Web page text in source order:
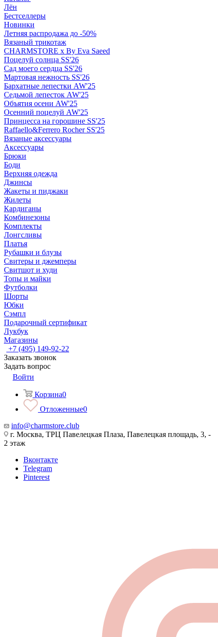
Лён
Бестселлеры
Новинки
Летняя распродажа до -50%
Вязаный трикотаж
CHARMSTORE х By Eva Saeed
Поцелуй солнца SS'26
Сад моего сердца SS'26
Мартовая нежность SS'26
Бархатные лепестки AW'25
Седьмой лепесток AW'25
Объятия осени AW'25
Осенний поцелуй AW'25
Принцесса на горошине SS'25
Raffaello&Ferrero Rocher SS'25
Вязаные аксессуары
Аксессуары
Брюки
Боди
Верхняя одежда
Джинсы
Жакеты и пиджаки
Жилеты
Кардиганы
Комбинезоны
Комплекты
Лонгсливы
Платья
Рубашки и блузы
Свитеры и джемперы
Свитшот и худи
Топы и майки
Футболки
Шорты
Юбки
Сэмпл
Подарочный сертификат
Лукбук
Магазины
+7 (495) 149-92-22
Заказать звонок
Задать вопрос
Войти
Корзина0
Отложенные0
info@charmstore.club
г. Москва, ТРЦ Павелецкая Плаза, Павелецкая площадь, 3, -
2 этаж
Вконтакте
Telegram
Pinterest